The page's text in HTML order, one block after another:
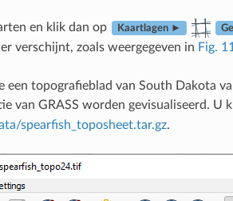
en klik dan op Kaartlagen ►
verschijnt, zoals weergegeven in Fig.
topografieblad van South Dakota
van GRASS worden gevisualiseerd.
spearfish_toposheet.tar.gz.